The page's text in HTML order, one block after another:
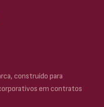
construído para
em contratos